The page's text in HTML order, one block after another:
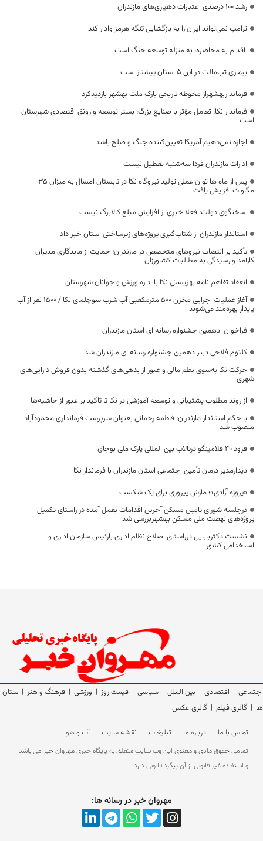
رشد ۱۰۰ درصدی اعتبارات دهیاری‌های مازندران
ترامپ نمی‌تواند ایران را به بازگشایی تنگه هرمز وادار کند
اقدام به محاصره، به منزله توسعه جنگ است
بیماری تب‌مالت در این ۵ استان پیشتاز است
فرمانداربهشهراز محوطه تاریخی پارک ملت بهشهر بازدیدکرد
فرماندار نکا: تعامل مؤثر با صنایع بزرگ، بستر توسعه و رونق اقتصادی شهرستان
است
اجازه نمی‌دهیم آمریکا تعیین‌کننده جنگ و صلح باشد
ادارات مازندران فردا سه‌شنبه تعطیل نیست
پس از ماه ها توان عملی تولید نیروگاه نکا در تابستان امسال به میزان ۳۵
مگاوات افزایش یافت
سخنگوی دولت: فعلا خبری از افزایش مبلغ کالابرگ نیست
استاندار مازندران از شتاب‌گیری پروژه‌های زیرساختی استان خبر داد
تأکید بر انتصاب نیروهای متخصص در مازندران؛ حمایت از ماندگاری مدیران
کارآمد و رسیدگی به مطالبات کشاورزان
انعقاد تفاهم نامه بهزیستی نکا با اداره ورزش و جوانان شهرستان
آغاز عملیات اجرایی مخزن ۵۰۰ مترمکعبی آب شرب سوچلمای نکا / ۱۵۰۰ نفر از آب
پایدار بهره‌مند می‌شوند
فراخوان دهمین جشنواره رسانه ای استان مازندران
کلثوم فلاحی دبیر دهمین جشنواره رسانه ای مازندران شد
حرکت نکا به‌سوی نظم مالی و عبور از بدهی‌های گذشته بدون فروش دارایی‌های
شهری
از روند مطلوب پشتیبانی و توسعه آموزشی در نکا تا تاکید بر عبور از حاشیه‌ها
با حکم استاندار مازندران: فاطمه رحمانی بعنوان سرپرست فرمانداری محمودآباد
منصوب شد
فرود ۴۰ فلامینگو درتالاب بین المللی پارک ملی بوجاق
دیدارمدیر درمان تأمین اجتماعی استان مازندران با فرماندار نکا
«پروژه آزادی»؛ مارش پیروزی برای یک شکست
درجلسه شورای تامین مسکن آخرین اقدامات بعمل آمده در راستای تکمیل
پروژه‌های نهضت ملی مسکن بهشهربررسی شد
نشست دکتربابایی درراستای اصلاح نظام اداری بارئیس سازمان اداری و
استخدامی کشور
اجتماعی | اقتصادی | بین الملل | سیاسی | قیمت روز | ورزشی | فرهنگ و هنر | استان
ها | گالری فیلم | گالری عکس
تماس با ما درباره ما تبلیغات نقشه سایت آب و هوا
تمامی حقوق مادی و معنوی این وب سایت متعلق به پایگاه خبری مهروان خبر می باشد
و استفاده غیر قانونی از آن پیگرد قانونی دارد.
مهروان خبر در رسانه ها: